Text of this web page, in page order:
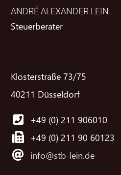
ANDRÉ ALEXANDER LEIN
Steuerberater
Klosterstraße 73/75
40211 Düsseldorf
+49 (0) 211 906010
+49 (0) 211 90 60123
info@stb-lein.de